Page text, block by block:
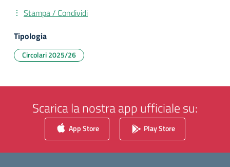
Stampa / Condividi
Tipologia
Circolari 2025/26
Scarica la nostra app ufficiale su:
App Store Play Store